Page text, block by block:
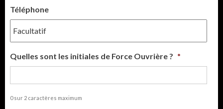
Téléphone
Quelles sont les initiales de Force Ouvrière ? *
0 sur 2 caractères maximum